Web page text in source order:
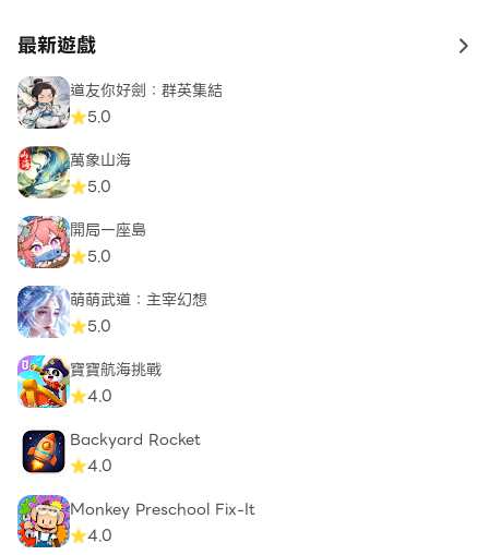
最新遊戲 to
道友你好劍：群英集結
5.0
萬象山海
5.0
開局一座島
5.0
萌萌武道：主宰幻想
5.0
寶寶航海挑戰
4.0
Backyard Rocket
4.0
Monkey Preschool Fix-It
4.0